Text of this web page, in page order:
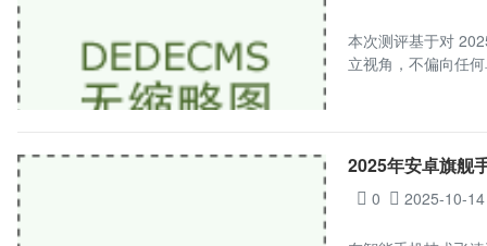
本次测评基于对
立视角，不偏向任
2025年安卓旗舰
0 2025-10-